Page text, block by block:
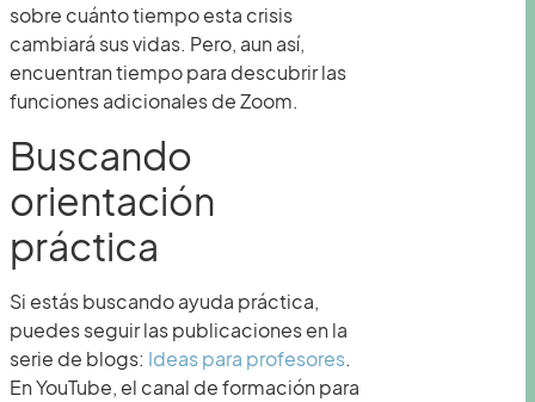
sobre cuánto tiempo esta crisis
cambiará sus vidas. Pero, aun así,
encuentran tiempo para descubrir las
funciones adicionales de Zoom.
Buscando
orientación
práctica
Si estás buscando ayuda práctica,
puedes seguir las publicaciones en la
serie de blogs: Ideas para profesores.
En YouTube, el canal de formación para